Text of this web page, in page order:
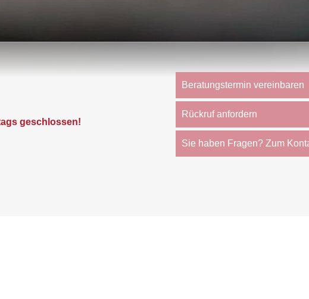
geschlossen!
Beratungstermin vereinbaren
Rückruf anfordern
Sie haben Fragen? Zum